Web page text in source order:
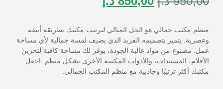
منظم مكتب جمالي هو الحل المثالي لترتيب مكتبك بطريقة أنيقة
وعصرية. يتميز بتصميمه الفريد الذي يضيف لمسة جمالية لأي مساحة
عمل. مصنوع من مواد عالية الجودة، يوفر لك مساحة كافية لتخزين
الأقلام، المستندات، والأدوات المكتبية الأخرى بشكل منظم. اجعل
مكتبك أكثر ترتيبًا وجاذبية مع منظم المكتب الجمالي.